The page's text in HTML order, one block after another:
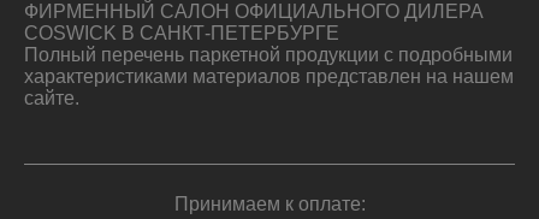
ФИРМЕННЫЙ САЛОН ОФИЦИАЛЬНОГО ДИЛЕРА
COSWICK В САНКТ-ПЕТЕРБУРГЕ
Полный перечень паркетной продукции с подробными
характеристиками материалов представлен на нашем
сайте.
Принимаем к оплате: